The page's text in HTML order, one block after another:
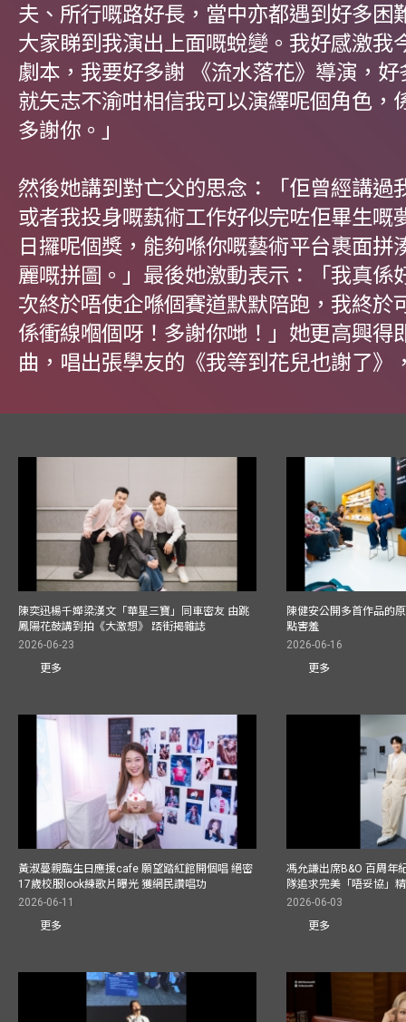
夫、所行嘅路好長，當中亦都遇到好多困
大家睇到我演出上面嘅蛻變。我好感激我
劇本，我要好多謝 《流水落花》導演，
就矢志不渝咁相信我可以演繹呢個角色，
多謝你。」
然後她講到對亡父的思念：「佢曾經講過
或者我投身嘅蓺術工作好似完咗佢畢生嘅
日攞呢個獎，能夠喺你嘅藝術平台裹面拼
麗嘅拼圖。」最後她激動表示：「我真係
次終於唔使企喺個賽道默默陪跑，我終於
係衝線嗰個呀！多謝你哋！」她更高興得
曲，唱出張學友的《我等到花兒也謝了》
陳奕迅楊千嬅梁漢文「華星三寶」同車密友 由跳
鳳陽花鼓講到拍《大激想》 踎街揭雜誌
2026-06-23
更多
陳健安公開多首作品的
點害羞
2026-06-16
更多
黃淑蔓親臨生日應援cafe 願望踏紅館開個唱 絕密
17歲校服look練歌片曝光 獲網民讚唱功
2026-06-11
更多
馮允謙出席B&O 百周年
隊追求完美「唔妥協」
2026-06-03
更多